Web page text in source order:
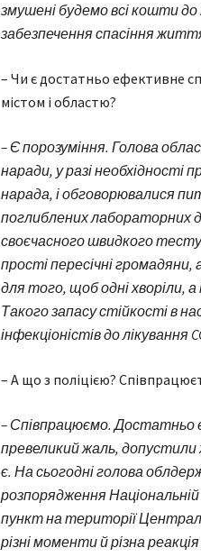
змушені будемо всі кошти
забезпечення спасіння
– Чи є достатньо ефективне
містом і областю?
– Є порозуміння. Голова
наради, у разі необхідності
нарада, і обговорювалися
поглиблених лабораторних
своєчасного швидкого
прості пересічні громадяни,
для того, щоб одні хворіли,
Такого запасу стійкості в
інфекціоністів до лікування
– А що з поліцією?
– Співпрацюємо. Достатньо
превеликий жаль, допустили
є. На сьогодні голова
розпорядження
пункт на території
різні моменти й різна